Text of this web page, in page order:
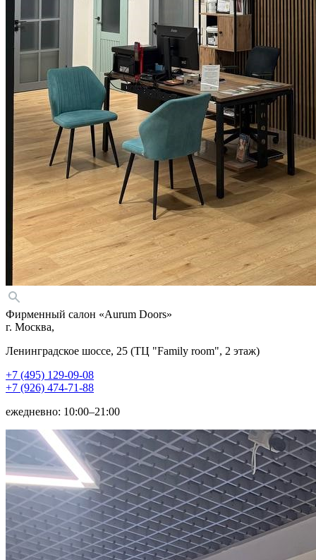
Фирменный салон «Aurum Doors»
г. Москва,
Ленинградское шоссе, 25 (ТЦ "Family room", 2 этаж)
+7 (495) 129-09-08
+7 (926) 474-71-88
ежедневно: 10:00–21:00